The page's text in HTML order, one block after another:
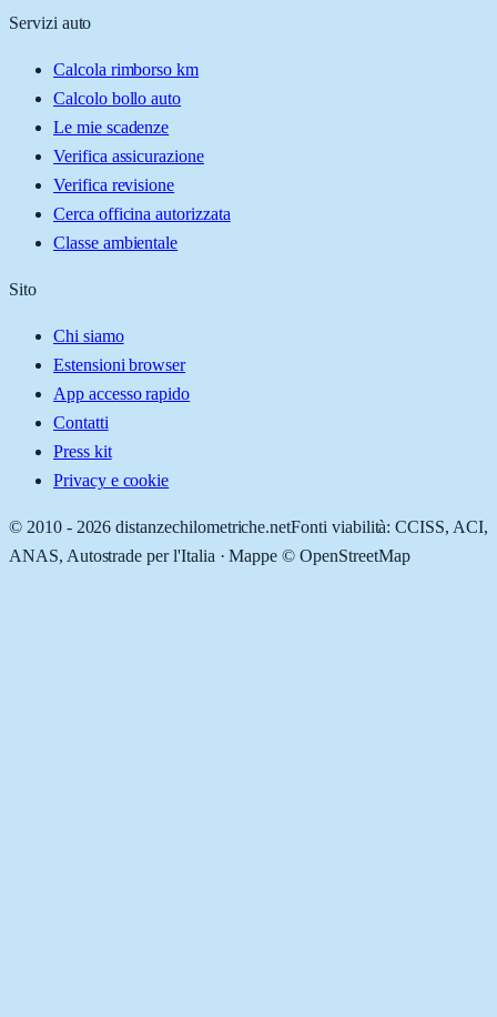
Servizi auto
Calcola rimborso km
Calcolo bollo auto
Le mie scadenze
Verifica assicurazione
Verifica revisione
Cerca officina autorizzata
Classe ambientale
Sito
Chi siamo
Estensioni browser
App accesso rapido
Contatti
Press kit
Privacy e cookie
© 2010 - 2026 distanzechilometriche.netFonti viabilità: CCISS, ACI,
ANAS, Autostrade per l'Italia · Mappe © OpenStreetMap